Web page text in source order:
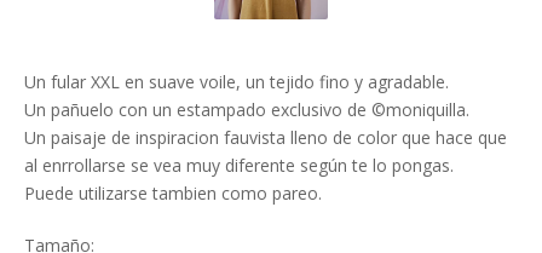
Un fular XXL en suave voile, un tejido fino y agradable.
Un pañuelo con un estampado exclusivo de ©moniquilla.
Un paisaje de inspiracion fauvista lleno de color que hace que
al enrrollarse se vea muy diferente según te lo pongas.
Puede utilizarse tambien como pareo.
Tamaño: